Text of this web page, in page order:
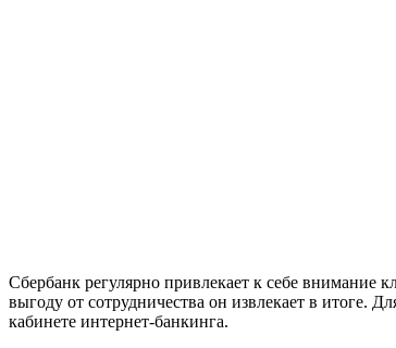
Сбербанк регулярно привлекает к себе внимание
выгоду от сотрудничества он извлекает в итоге.
кабинете интернет-банкинга.